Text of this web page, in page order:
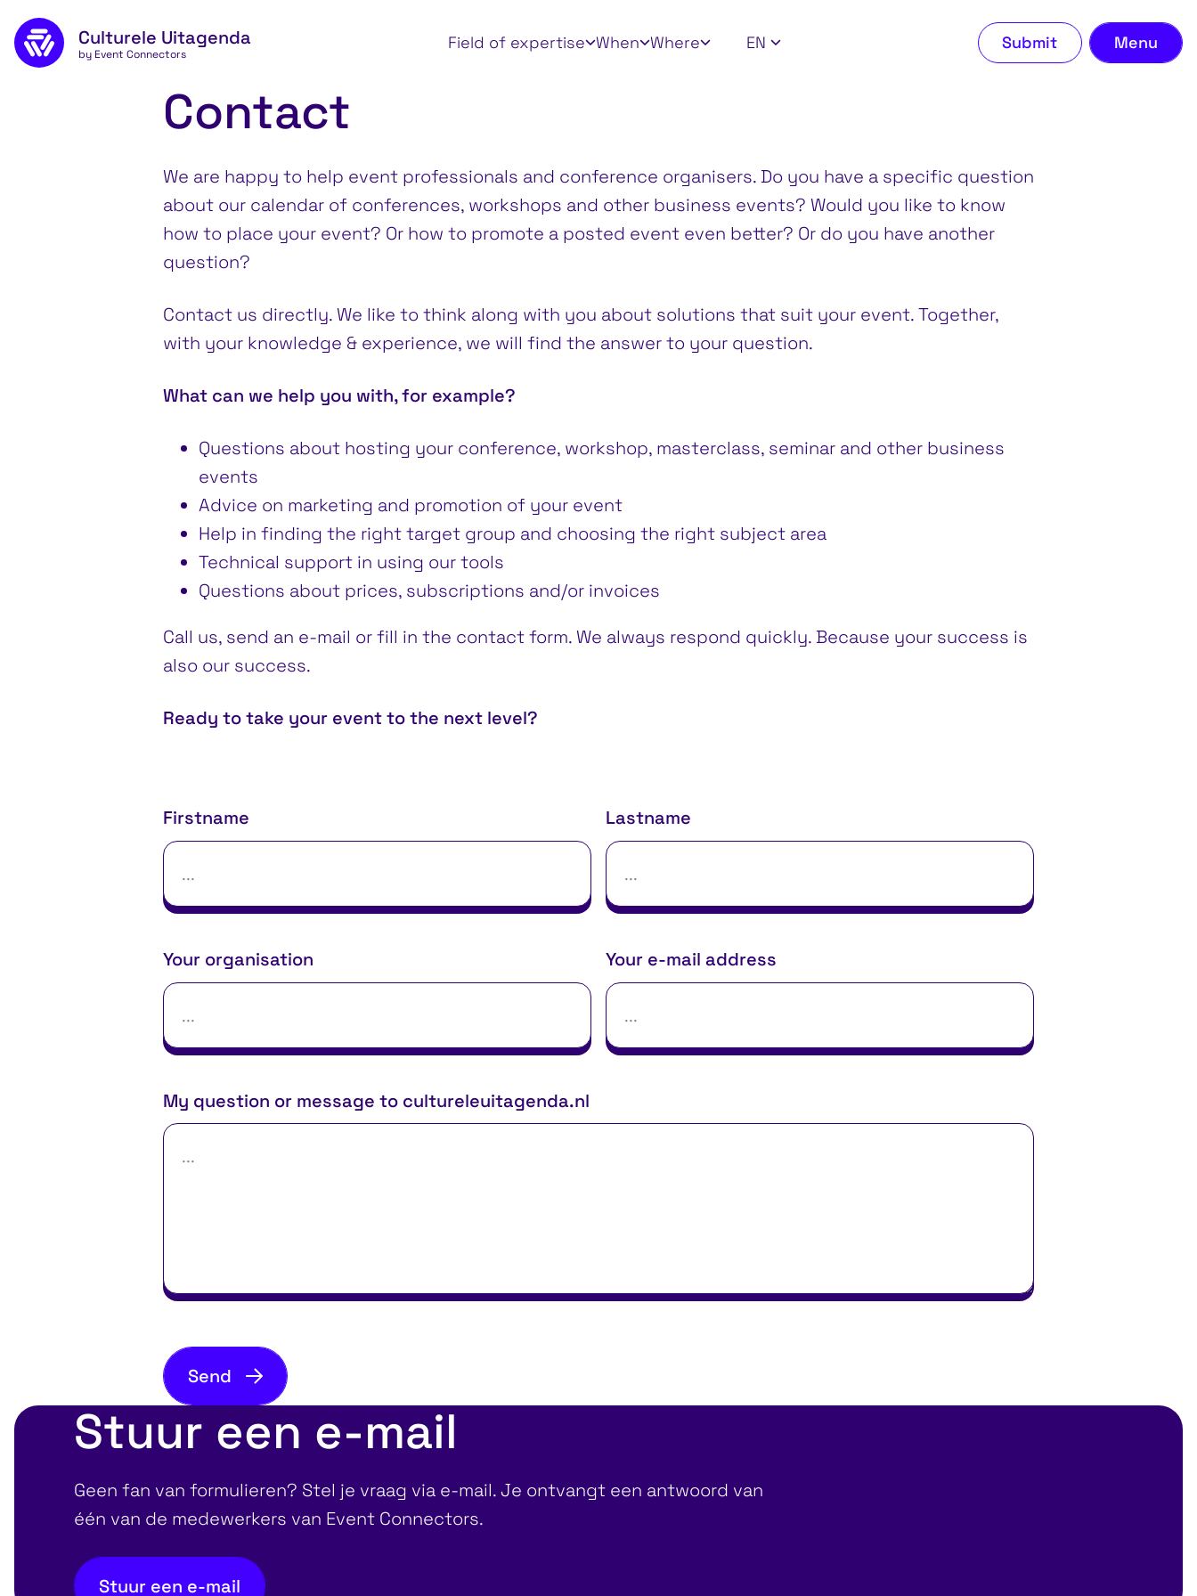
Skip to main content
Culturele Uitagenda
by Event Connectors
Field of expertise When Where
Apply filters EN Submit Menu
Contact
We are happy to help event professionals and conference organisers. Do you have a specific question
about our calendar of conferences, workshops and other business events? Would you like to know
how to place your event? Or how to promote a posted event even better? Or do you have another
question?
Contact us directly. We like to think along with you about solutions that suit your event. Together,
with your knowledge & experience, we will find the answer to your question.
What can we help you with, for example?
Questions about hosting your conference, workshop, masterclass, seminar and other business
events
Advice on marketing and promotion of your event
Help in finding the right target group and choosing the right subject area
Technical support in using our tools
Questions about prices, subscriptions and/or invoices
Call us, send an e-mail or fill in the contact form. We always respond quickly. Because your success is
also our success.
Ready to take your event to the next level?
Firstname Lastname
Your organisation Your e-mail address
My question or message to cultureleuitagenda.nl
Send
Stuur een e-mail
Geen fan van formulieren? Stel je vraag via e-mail. Je ontvangt een antwoord van
één van de medewerkers van Event Connectors.
Stuur een e-mail